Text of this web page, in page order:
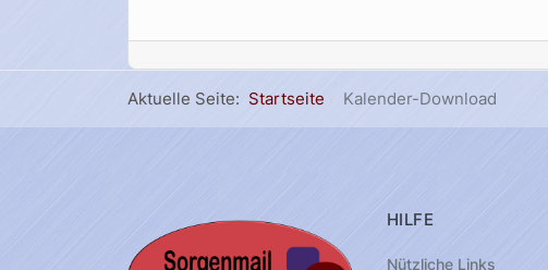
Aktuelle Seite: Startseite Kalender-Download
HILFE
Nützliche Links